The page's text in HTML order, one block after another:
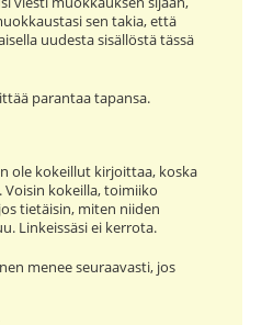
sen takia, että
uudesta sisällöstä tässä
parantaa tapansa.
ole kokeillut kirjoittaa, koska
Voisin kokeilla, toimiiko
tietäisin, miten niiden
Linkeissäsi ei kerrota.
menee seuraavasti, jos